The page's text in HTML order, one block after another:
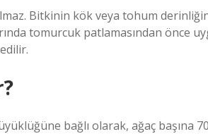
Bitkinin kök veya tohum
tomurcuk patlamasından önce
bağlı olarak, ağaç başına